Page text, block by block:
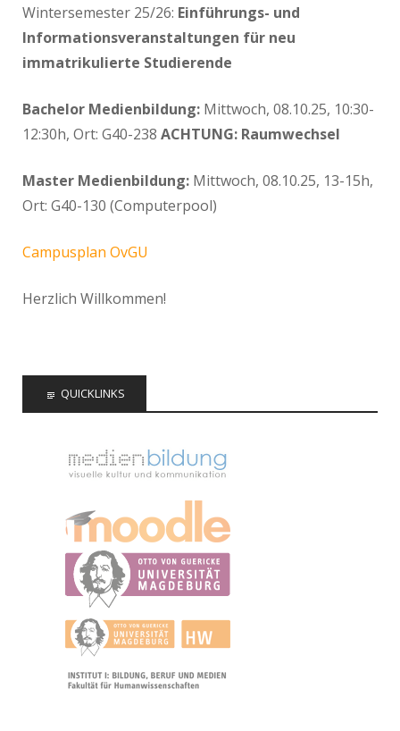
Wintersemester 25/26: Einführungs- und
Informationsveranstaltungen für neu
immatrikulierte Studierende
Bachelor Medienbildung: Mittwoch, 08.10.25, 10:30-
12:30h, Ort: G40-238 ACHTUNG: Raumwechsel
Master Medienbildung: Mittwoch, 08.10.25, 13-15h,
Ort: G40-130 (Computerpool)
Campusplan OvGU
Herzlich Willkommen!
QUICKLINKS